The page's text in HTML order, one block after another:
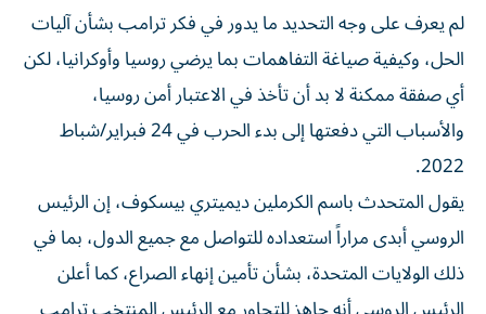
لم يعرف على وجه التحديد ما يدور في فكر ترامب بشأن آليات
الحل، وكيفية صياغة التفاهمات بما يرضي روسيا وأوكرانيا، لكن
أي صفقة ممكنة لا بد أن تأخذ في الاعتبار أمن روسيا،
والأسباب التي دفعتها إلى بدء الحرب في 24 فبراير/شباط
2022.
يقول المتحدث باسم الكرملين ديميتري بيسكوف، إن الرئيس
الروسي أبدى مراراً استعداده للتواصل مع جميع الدول، بما في
ذلك الولايات المتحدة، بشأن تأمين إنهاء الصراع، كما أعلن